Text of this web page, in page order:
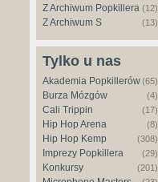
Z Archiwum Popkillera (12)
Z Archiwum S (13)
Tylko u nas
Akademia Popkillerów(65)
Burza Mózgów (4)
Cali Trippin (17)
Hip Hop Arena (8)
Hip Hop Kemp (308)
Imprezy Popkillera (29)
Konkursy (201)